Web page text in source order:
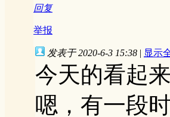
回复
举报
发表于 2020-6-3 15:38 | 显示
今天的看起
嗯，有一段